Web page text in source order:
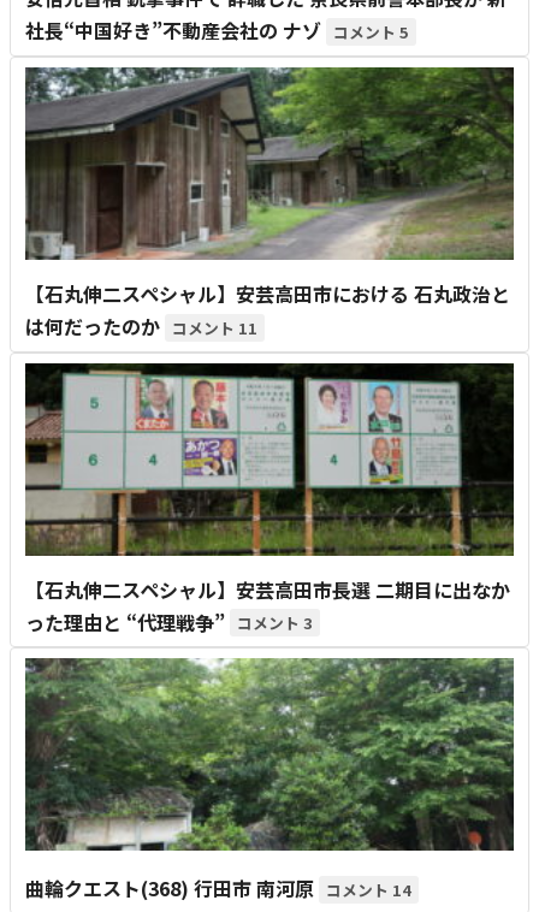
社長“中国好き”不動産会社の ナゾ
5
【石丸伸二スペシャル】安芸高田市における 石丸政治と
は何だったのか
11
【石丸伸二スペシャル】安芸高田市長選 二期目に出なか
った理由と “代理戦争”
3
曲輪クエスト(368) 行田市 南河原 14